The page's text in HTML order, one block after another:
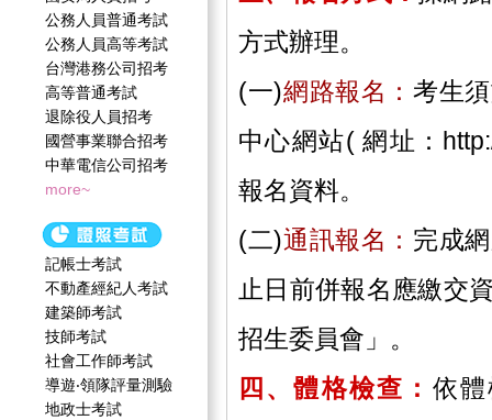
公務人員普通考試
公務人員高等考試
台灣港務公司招考
高等普通考試
退除役人員招考
國營事業聯合招考
中華電信公司招考
more~
記帳士考試
不動產經紀人考試
建築師考試
技師考試
社會工作師‍考試
導遊‧領隊評量測驗
地政士考試
方式辦理。
(一)網路報名： 考生
中心網站( 網址：
報名資料。
(二)通訊報名： 完成
止日前併報名應繳交
招生委員會」。
四、體格檢查： 依